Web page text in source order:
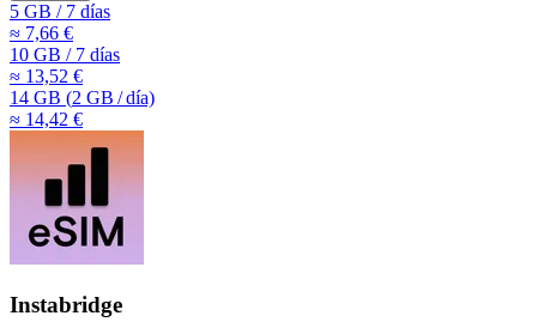
5 GB /7 días
≈ 7,66 €
10 GB /7 días
≈ 13,52 €
14 GB (2 GB /día)
≈ 14,42 €
Instabridge